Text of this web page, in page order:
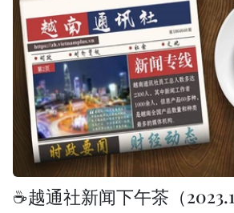
☕️越通社新闻下午茶（